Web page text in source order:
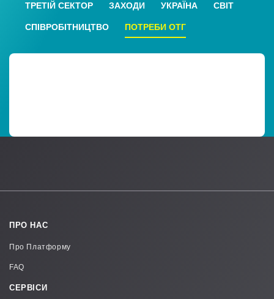
ТРЕТІЙ СЕКТОР ЗАХОДИ УКРАЇНА СВІТ
СПІВРОБІТНИЦТВО ПОТРЕБИ ОТГ
ПРО НАС
Про Платформу
FAQ
СЕРВІСИ